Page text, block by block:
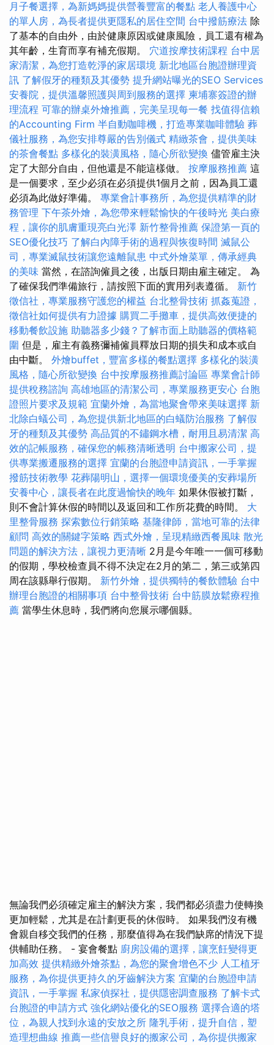
月子餐選擇，為新媽媽提供營養豐富的餐點 老人養護中心
的單人房，為長者提供更隱私的居住空間 台中撥筋療法 除
了基本的自由外，由於健康原因或健康風險，員工還有權為
其年齡，生育而享有補充假期。 穴道按摩技術課程 台中居
家清潔，為您打造乾淨的家居環境 新北地區台胞證辦理資
訊 了解假牙的種類及其優勢 提升網站曝光的SEO Services
安養院，提供溫馨照護與周到服務的選擇 柬埔寨簽證的辦
理流程 可靠的辦桌外燴推薦，完美呈現每一餐 找值得信賴
的Accounting Firm 半自動咖啡機，打造專業咖啡體驗 葬
儀社服務，為您安排尊嚴的告別儀式 精緻茶會，提供美味
的茶會餐點 多樣化的裝潢風格，隨心所欲變換 儘管雇主決
定了大部分自由，但他還是不能這樣做。 按摩服務推薦 這
是一個要求，至少必須在必須提供1個月之前，因為員工還
必須為此做好準備。 專業會計事務所，為您提供精準的財
務管理 下午茶外燴，為您帶來輕鬆愉快的午後時光 美白療
程，讓你的肌膚重現亮白光澤 新竹整骨推薦 保證第一頁的
SEO優化技巧 了解白內障手術的過程與恢復時間 滅鼠公
司，專業滅鼠技術讓您遠離鼠患 中式外燴菜單，傳承經典
的美味 當然，在諮詢僱員之後，出版日期由雇主確定。 為
了確保我們準備旅行，請按照下面的實用列表遵循。 新竹
徵信社，專業服務守護您的權益 台北整骨技術 抓姦蒐證，
徵信社如何提供有力證據 購買二手攤車，提供高效便捷的
移動餐飲設施 助聽器多少錢？了解市面上助聽器的價格範
圍 但是，雇主有義務彌補僱員釋放日期的損失和成本或自
由中斷。 外燴buffet，豐富多樣的餐點選擇 多樣化的裝潢
風格，隨心所欲變換 台中按摩服務推薦討論區 專業會計師
提供稅務諮詢 高雄地區的清潔公司，專業服務更安心 台胞
證照片要求及規範 宜蘭外燴，為當地聚會帶來美味選擇 新
北除白蟻公司，為您提供新北地區的白蟻防治服務 了解假
牙的種類及其優勢 高品質的不鏽鋼水槽，耐用且易清潔 高
效的記帳服務，確保您的帳務清晰透明 台中搬家公司，提
供專業搬遷服務的選擇 宜蘭的台胞證申請資訊，一手掌握
撥筋技術教學 花葬陽明山，選擇一個環境優美的安葬場所
安養中心，讓長者在此度過愉快的晚年 如果休假被打斷，
則不會計算休假的時間以及返回和工作所花費的時間。 大
里整骨服務 探索數位行銷策略 基隆律師，當地可靠的法律
顧問 高效的關鍵字策略 西式外燴，呈現精緻西餐風味 散光
問題的解決方法，讓視力更清晰 2月是今年唯一一個可移動
的假期，學校檢查員不得不決定在2月的第二，第三或第四
周在該縣舉行假期。 新竹外燴，提供獨特的餐飲體驗 台中
辦理台胞證的相關事項 台中整骨技術 台中筋膜放鬆療程推
薦 當學生休息時，我們將向您展示哪個縣。
無論我們必須確定雇主的解決方案，我們都必須盡力使轉換
更加輕鬆，尤其是在計劃更長的休假時。 如果我們沒有機
會親自移交我們的任務，那麼值得為在我們缺席的情況下提
供輔助任務。 - 宴會餐點 廚房設備的選擇，讓烹飪變得更
加高效 提供精緻外燴茶點，為您的聚會增色不少 人工植牙
服務，為你提供更持久的牙齒解決方案 宜蘭的台胞證申請
資訊，一手掌握 私家偵探社，提供隱密調查服務 了解卡式
台胞證的申請方式 強化網站優化的SEO服務 選擇合適的塔
位，為親人找到永遠的安放之所 隆乳手術，提升自信，塑
造理想曲線 推薦一些信譽良好的搬家公司，為你提供搬家